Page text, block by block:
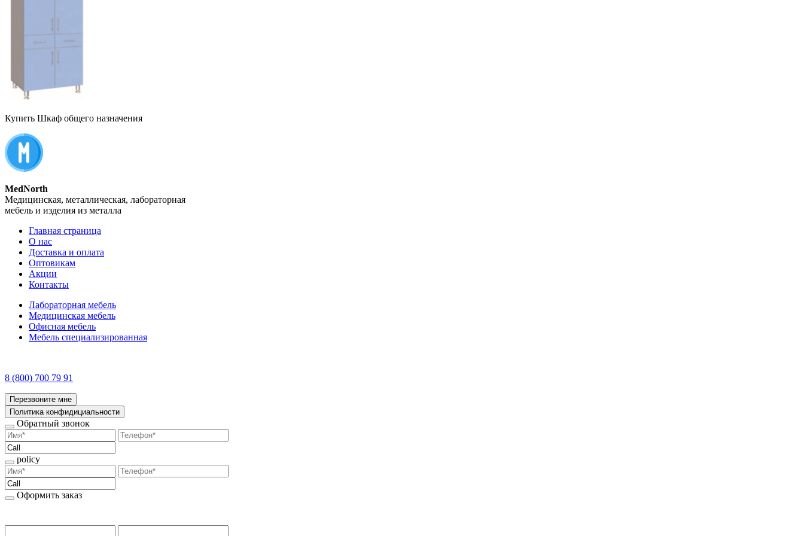
Купить Шкаф общего назначения
MedNorth
Медицинская, металлическая, лабораторная
мебель и изделия из металла
Главная страница
О нас
Доставка и оплата
Оптовикам
Акции
Контакты
Лабораторная мебель
Медицинская мебель
Офисная мебель
Мебель специализированная
8 (800) 700 79 91
Перезвоните мне
Политика конфидициальности
Обратный звонок
policy
Оформить заказ